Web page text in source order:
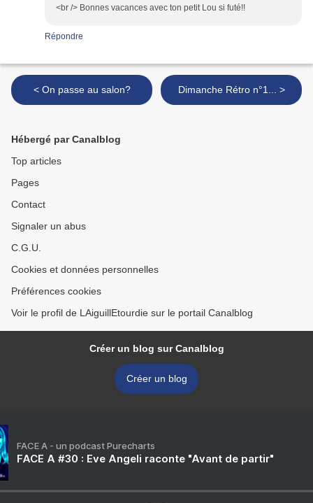
<br /> Bonnes vacances avec ton petit Lou si futé!!
Répondre
< On passe au salon? Dimanche Rétro n°1... >
Hébergé par Canalblog
Top articles
Pages
Contact
Signaler un abus
C.G.U.
Cookies et données personnelles
Préférences cookies
Voir le profil de LAiguillEtourdie sur le portail Canalblog
Créer un blog sur Canalblog
Créer un blog
FACE A - un podcast Purecharts
FACE A #30 : Eve Angeli raconte "Avant de partir"